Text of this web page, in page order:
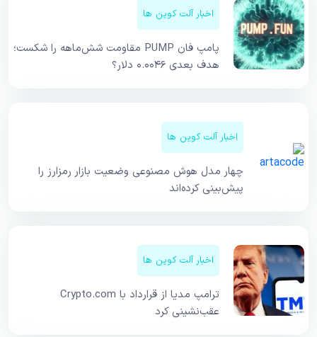
اخبار آلت کوین ها
پامپ فان PUMP مقاومت شش‌ماهه را شکست؛
هدف بعدی ۰.۰۰۴۶ دلار؟
اخبار آلت کوین ها
چهار مدل هوش مصنوعی وضعیت بازار رمزارز را
پیش‌بینی کرده‌اند
اخبار آلت کوین ها
ترامپ مدیا از قرارداد با Crypto.com
عقب‌نشینی کرد